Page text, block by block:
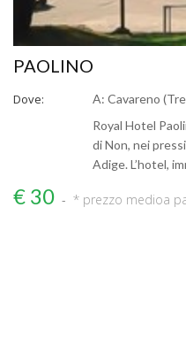
PAOLINO
Dove:
A: Cavareno
Royal Hotel
di Non, nei
Adige. L’hotel,
€ 30 * prezzo medioa